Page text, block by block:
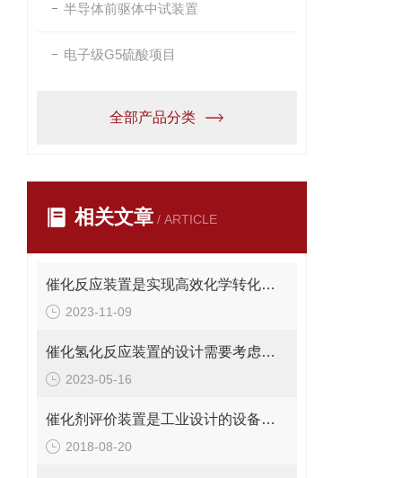
半导体前驱体中试装置
电子级G5硫酸项目
全部产品分类
相关文章 / ARTICLE
催化反应装置是实现高效化学转化的关键设备
2023-11-09
催化氢化反应装置的设计需要考虑哪些因素？
2023-05-16
催化剂评价装置是工业设计的设备之一
2018-08-20